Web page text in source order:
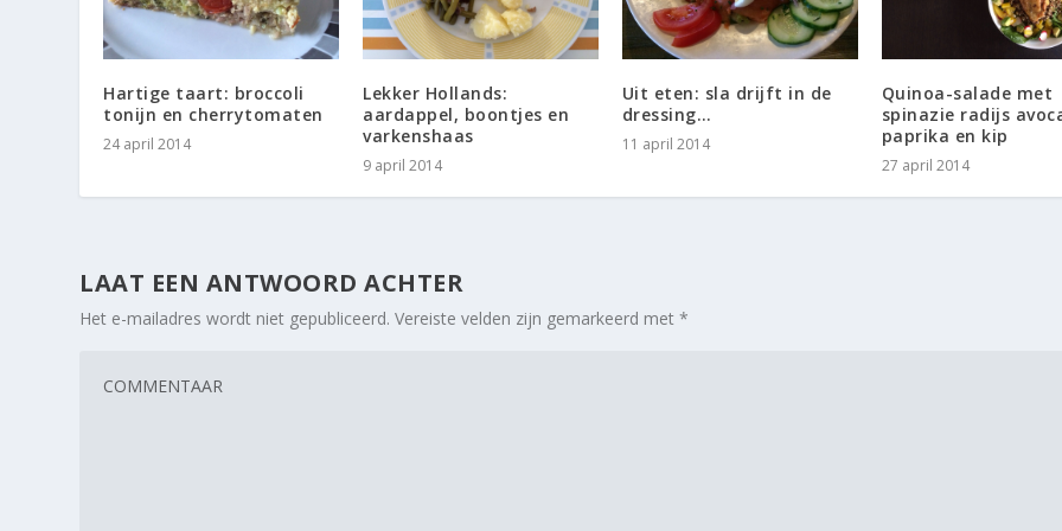
Hartige taart: broccoli
tonijn en cherrytomaten
24 april 2014
Lekker Hollands:
aardappel, boontjes en
varkenshaas
9 april 2014
Uit eten: sla drijft in de
dressing…
11 april 2014
Quinoa-salade met
spinazie radijs
paprika en kip
27 april 2014
LAAT EEN ANTWOORD ACHTER
Het e-mailadres wordt niet gepubliceerd. Vereiste velden zijn gemarkeerd met*